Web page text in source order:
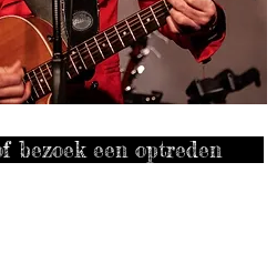
bezoek een optreden